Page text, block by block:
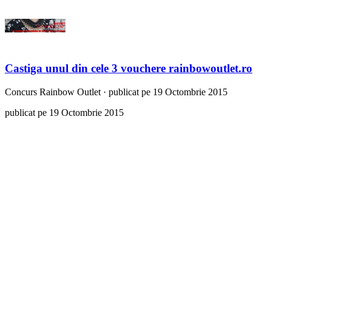
Castiga unul din cele 3 vouchere rainbowoutlet.ro
Concurs Rainbow Outlet · publicat pe 19 Octombrie 2015
publicat pe 19 Octombrie 2015